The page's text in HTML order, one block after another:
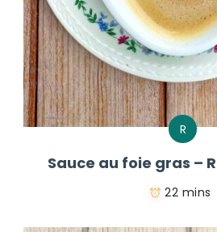
R
Sauce au foie gras –
22 mins